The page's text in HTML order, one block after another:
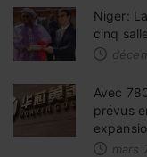
Niger:
cinq
Avec
prévus
mars